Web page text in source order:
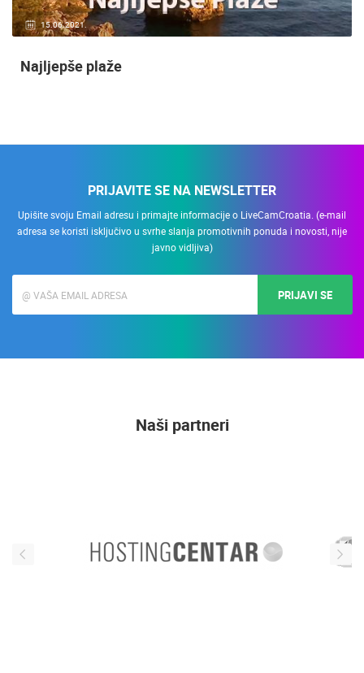
15.06.2021.
Najljepše plaže
PRIJAVITE SE NA NEWSLETTER
Upišite svoju Email adresu i primajte informacije o LiveCamCroatia. (e-mail
adresa se koristi isključivo u svrhe slanja promotivnih ponuda i novosti, nije
javno vidljiva)
PRIJAVI SE
Naši partneri